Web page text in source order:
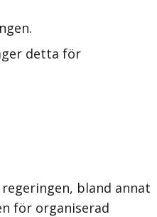
detta för
bland annat
för organiserad